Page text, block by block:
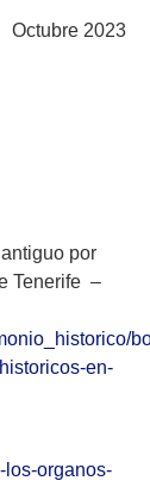
Octubre 2023
por
Tenerife –
en-
los-organos-